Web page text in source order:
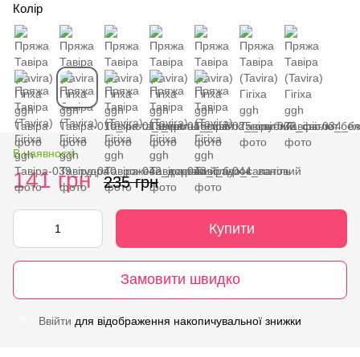
Колір
В наявності
141 грн 235 грн
Купити
Замовити швидко
Ввійти для відображення накопичувальної знижки